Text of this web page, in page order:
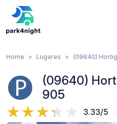
Home Lugares (09640)
(09640)
905
3.33/5